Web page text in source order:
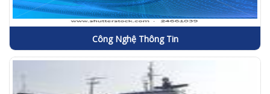
Công Nghệ Thông Tin